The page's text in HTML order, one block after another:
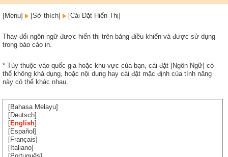
[Menu] [Sở thích] [Cài Đặt Hiển Thị]
Thay đổi ngôn ngữ được hiển thị trên bảng điều khiển và được sử dụng
trong báo cáo in.
* Tùy thuộc vào quốc gia hoặc khu vực của bạn, cài đặt [Ngôn Ngữ] có
thể không khả dụng, hoặc nội dung hay cài đặt mặc định của tính năng
này có thể khác nhau.
[Bahasa Melayu]
[Deutsch]
[English]
[Español]
[Français]
[Italiano]